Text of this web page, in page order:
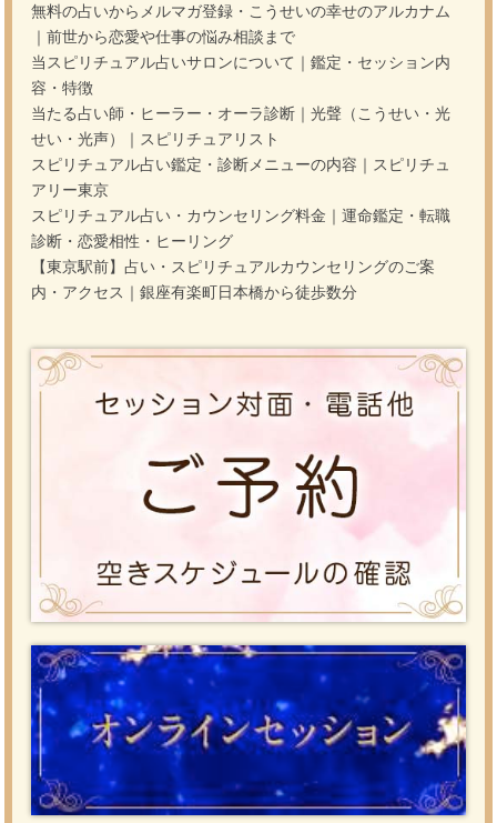
無料の占いからメルマガ登録・こうせいの幸せのアルカナム
｜前世から恋愛や仕事の悩み相談まで
当スピリチュアル占いサロンについて｜鑑定・セッション内
容・特徴
当たる占い師・ヒーラー・オーラ診断｜光聲（こうせい・光
せい・光声）｜スピリチュアリスト
スピリチュアル占い鑑定・診断メニューの内容｜スピリチュ
アリー東京
スピリチュアル占い・カウンセリング料金｜運命鑑定・転職
診断・恋愛相性・ヒーリング
【東京駅前】占い・スピリチュアルカウンセリングのご案
内・アクセス｜銀座有楽町日本橋から徒歩数分